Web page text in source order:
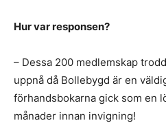
Hur var responsen?
– Dessa 200 medlemskap
uppnå då Bollebygd är en
förhandsbokarna gick som en
månader innan invigning!